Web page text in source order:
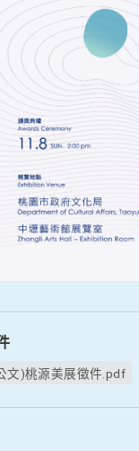
文)桃源美展徵件.pdf